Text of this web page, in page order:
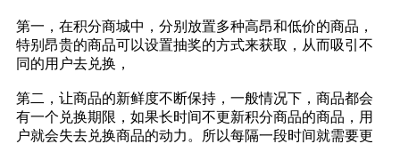
第一，在积分商城中，分别放置多种高昂和低价的商品，
特别昂贵的商品可以设置抽奖的方式来获取，从而吸引不
同的用户去兑换，
第二，让商品的新鲜度不断保持，一般情况下，商品都会
有一个兑换期限，如果长时间不更新积分商品的商品，用
户就会失去兑换商品的动力。所以每隔一段时间就需要更